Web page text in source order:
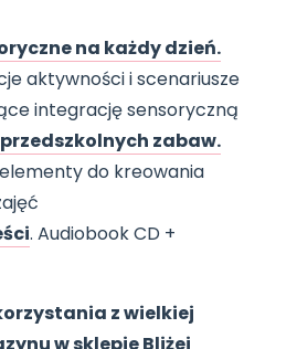
na każdy dzień.
aktywności i scenariusze
integrację sensoryczną
zabaw.
do kreowania
. Audiobook CD +
z wielkiej